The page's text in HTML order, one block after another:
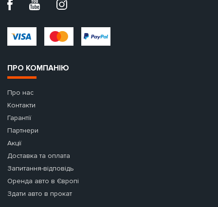
ПРО КОМПАНІЮ
Про нас
Контакти
Гарантії
Партнери
Акції
Доставка та оплата
Запитання-відповідь
Оренда авто в Європі
Здати авто в прокат